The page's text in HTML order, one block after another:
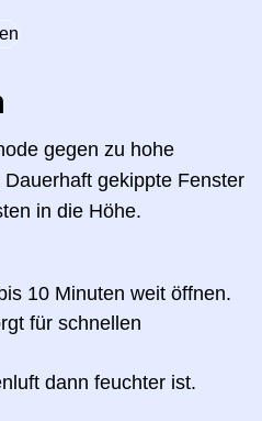
gegen zu hohe
gekippte Fenster
in die Höhe.
10 Minuten weit öffnen.
für schnellen
dann feuchter ist.